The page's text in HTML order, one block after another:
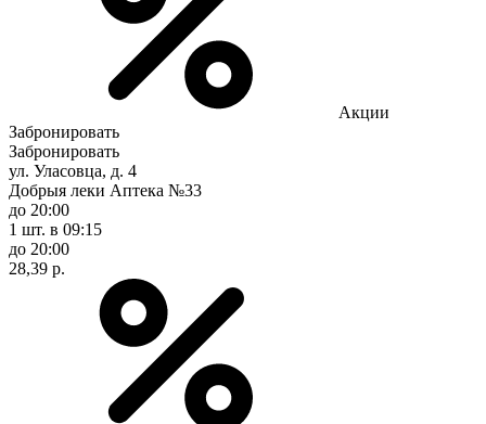
Акции
Забронировать
Забронировать
ул. Уласовца, д. 4
Добрыя леки Аптека №33
до 20:00
1 шт. в 09:15
до 20:00
28,39 р.